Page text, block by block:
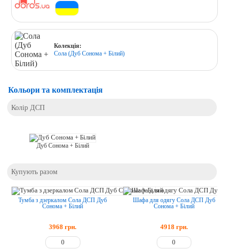
Колекція:
Сола (Дуб Сонома + Білий)
Кольори та комплектація
Колір ДСП
Дуб Сонома + Білий
Купують разом
Тумба з дзеркалом Сола ДСП Дуб
Сонома + Білий
3968 грн.
Шафа для одягу Сола ДСП Дуб
Сонома + Білий
4918 грн.